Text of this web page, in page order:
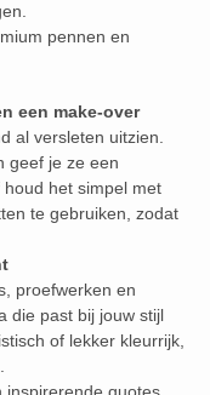
pennen en
een make-over
al versleten uitzien.
geef je ze een
het simpel met
te gebruiken, zodat
proefwerken en
die past bij jouw stijl
of lekker kleurrijk,